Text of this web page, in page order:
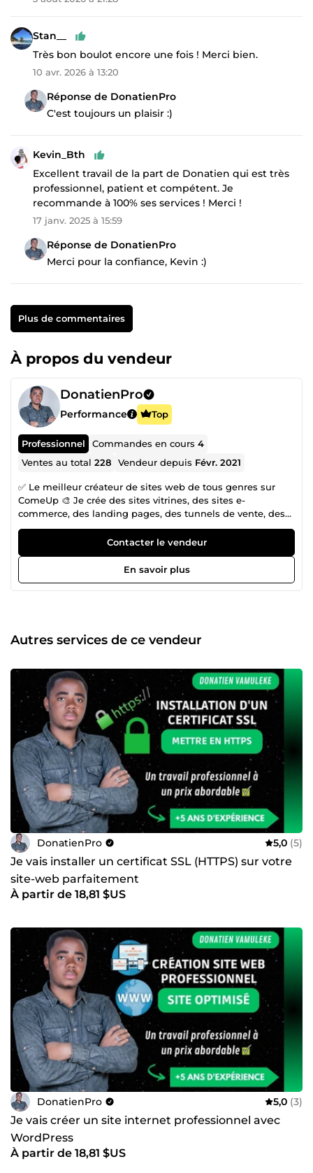
Stan__
Très bon boulot encore une fois ! Merci bien.
10 avr. 2026 à 13:20
Réponse de DonatienPro
C'est toujours un plaisir :)
Kevin_Bth
Excellent travail de la part de Donatien qui est très
professionnel, patient et compétent. Je
recommande à 100% ses services ! Merci !
17 janv. 2025 à 15:59
Réponse de DonatienPro
Merci pour la confiance, Kevin :)
Plus de commentaires
À propos du vendeur
DonatienPro
Performance Top
Professionnel Commandes en cours4
Ventes au total228 Vendeur depuis Févr. 2021
✅ Le meilleur créateur de sites web de tous genres sur
ComeUp 🎨 Je crée des sites vitrines, des sites e-
commerce, des landing pages, des tunnels de vente, des
boutiques Shopify, et bien plus encore. ⭐ Plus de 200 avis
positifs ❌ AUCUN avis négatif Je m'appelle Donatien,
expert depuis plus de 5 ans dans la création de sites web
et l’optimisation SEO. Je propose mes services sur
ComeUp. Confiez-moi vos projets et je vous garantirai un
Contacter le vendeur
En savoir plus
Autres services de ce vendeur
DonatienPro 5,0 (5)
Je vais installer un certificat SSL (HTTPS) sur votre
site-web parfaitement
À partir de 18,81 $US
DonatienPro 5,0 (3)
Je vais créer un site internet professionnel avec
WordPress
À partir de 18,81 $US